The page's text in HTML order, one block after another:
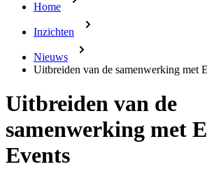
Home
Inzichten
Nieuws
Uitbreiden van de samenwerking met
Uitbreiden van de
samenwerking met
Events